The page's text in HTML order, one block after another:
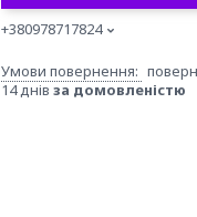
+380978717824
14 днів за домовленістю